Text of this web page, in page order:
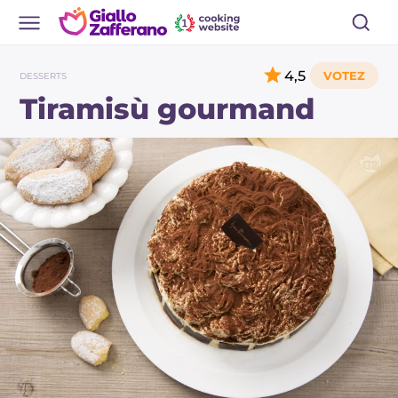
DESSERTS
Tiramisù gourmand
4,5